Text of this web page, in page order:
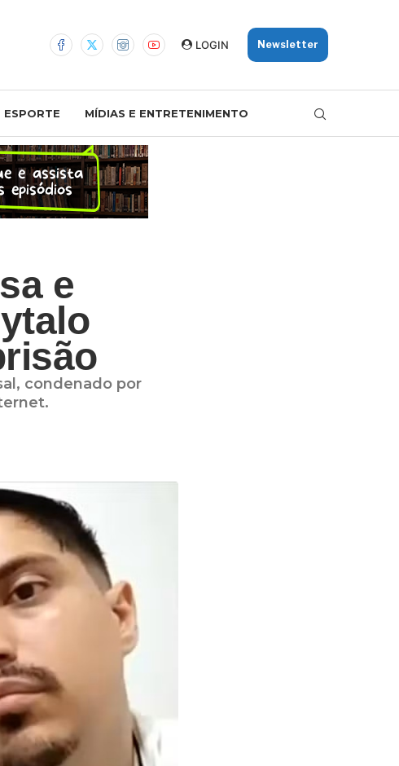
LOGIN Newsletter
ESPORTE MÍDIAS E ENTRETENIMENTO
e
condenado por